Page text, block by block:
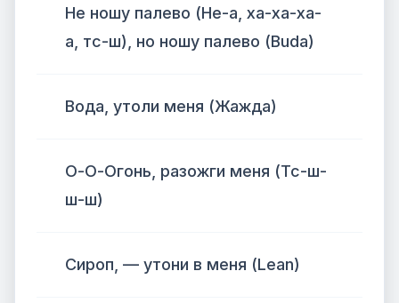
Не ношу палево (Не-а, ха-ха-ха-
а, тс-ш), но ношу палево (Buda)
Вода, утоли меня (Жажда)
О-О-Огонь, разожги меня (Тс-ш-
ш-ш)
Сироп, — утони в меня (Lean)